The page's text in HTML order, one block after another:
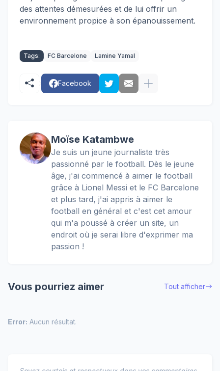
des attentes démesurées et de lui offrir un
environnement propice à son épanouissement.
Tags: FC Barcelone Lamine Yamal
Facebook
Moïse Katambwe
Je suis un jeune journaliste très
passionné par le football. Dès le jeune
âge, j'ai commencé à aimer le football
grâce à Lionel Messi et le FC Barcelone
et plus tard, j'ai appris à aimer le
football en général et c'est cet amour
qui m'a poussé à créer un site, un
endroit où je serai libre d'exprimer ma
passion !
Vous pourriez aimer Tout afficher
Error: Aucun résultat.